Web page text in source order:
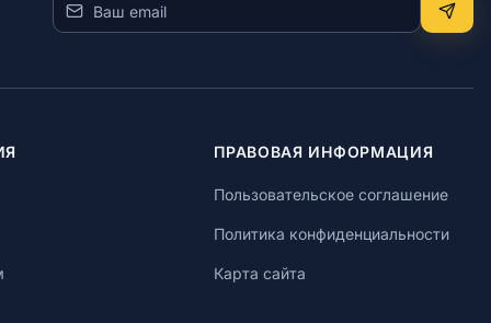
ПРАВОВАЯ ИНФОРМАЦИЯ
Пользовательское соглашение
Политика конфиденциальности
Карта сайта